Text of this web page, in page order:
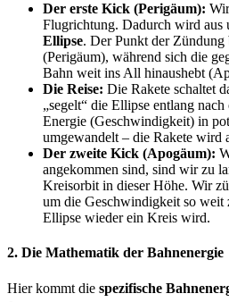
Der erste Kick (Perigäum):
Flugrichtung. Dadurch wird aus
Ellipse. Der Punkt der Zündung
(Perigäum), während sich die
Bahn weit ins All hinaushebt
Die Reise: Die Rakete schaltet
„segelt“ die Ellipse entlang
Energie (Geschwindigkeit) in
umgewandelt – die Rakete wird
Der zweite Kick (Apogäum):
angekommen sind, sind wir zu
Kreisorbit in dieser Höhe. Wir
um die Geschwindigkeit so weit
Ellipse wieder ein Kreis wird.
2. Die Mathematik der Bahnenergie
Hier kommt die spezifische